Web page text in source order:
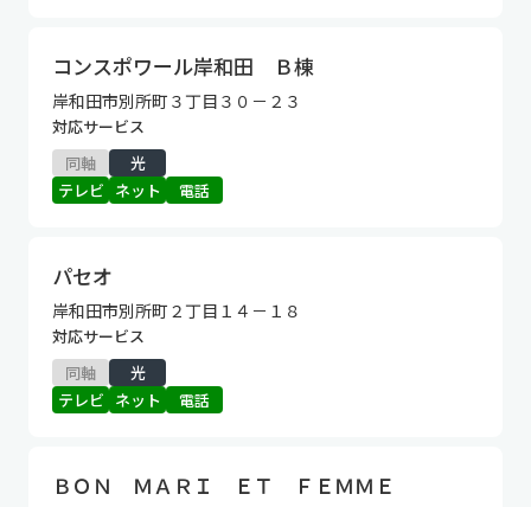
コンスポワール岸和田 Ｂ棟
岸和田市別所町３丁目３０－２３
対応サービス
同軸
光
テレビ ネット 電話
パセオ
岸和田市別所町２丁目１４－１８
対応サービス
同軸
光
テレビ ネット 電話
ＢＯＮ ＭＡＲＩ ＥＴ ＦＥＭＭＥ